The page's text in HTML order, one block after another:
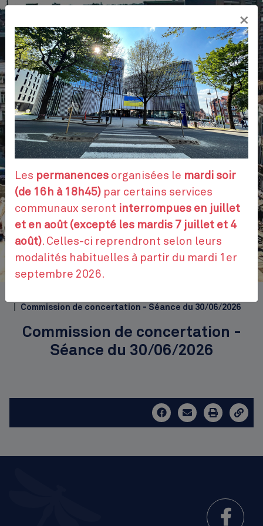
Aller
contenu
principal
Place Jourdan
VOS DÉMARCHES
RENDEZ-VOUS
CONTACTEZ-NOUS
FR
Commission de concertation - Séance du 30/06/2026
Commission de concertation -
Séance du 30/06/2026
×
Les permanences organisées le mardi soir
(de 16h à 18h45) par certains services
communaux seront interrompues en juillet
et en août (excepté les mardis 7 juillet et 4
août). Celles-ci reprendront selon leurs
modalités habituelles à partir du mardi 1er
septembre 2026.